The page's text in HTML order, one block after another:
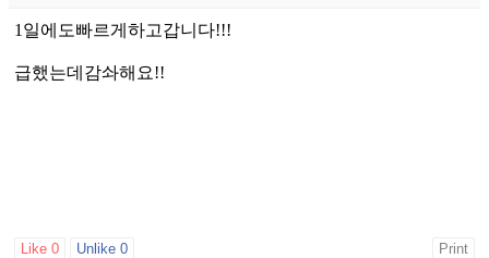
1일에도빠르게하고갑니다!!!
급했는데감솨해요!!
Like 0 Unlike 0 Print